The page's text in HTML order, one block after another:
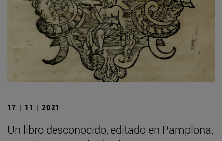
17 | 11 | 2021
Un libro desconocido, editado en Pamplona,